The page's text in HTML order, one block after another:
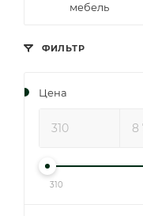
мебель
ФИЛЬТР
Цена
310